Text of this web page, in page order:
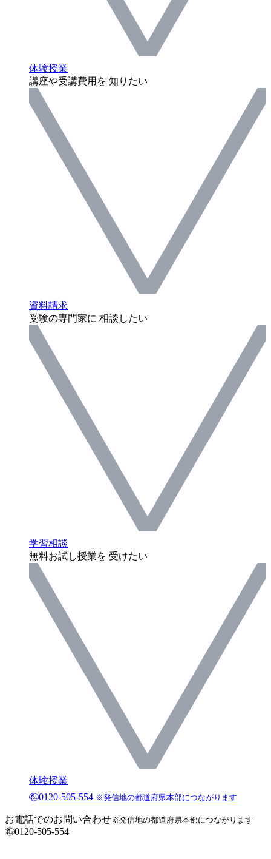
体験授業
講座や受講費用を 知りたい
資料請求
受験の専門家に 相談したい
学習相談
無料お試し授業を 受けたい
体験授業
0120-505-554 ※発信地の都道府県本部につながります
お電話でのお問い合わせ※発信地の都道府県本部につながります
0120-505-554